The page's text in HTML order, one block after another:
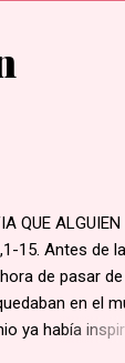
QUE ALGUIEN
15. Antes de la
de pasar
en el
ya había